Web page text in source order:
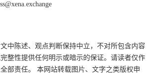
中陈述、观点判断保持中立，不对所包含内容
整性提供任何明示或暗示的保证。请读者仅作
部责任。 本网站转载图片、文字之类版权申